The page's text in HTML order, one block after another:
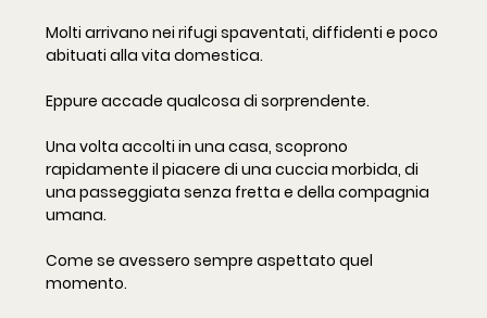
Molti arrivano nei rifugi spaventati, diffidenti e poco
abituati alla vita domestica.
Eppure accade qualcosa di sorprendente.
Una volta accolti in una casa, scoprono
rapidamente il piacere di una cuccia morbida, di
una passeggiata senza fretta e della compagnia
umana.
Come se avessero sempre aspettato quel
momento.